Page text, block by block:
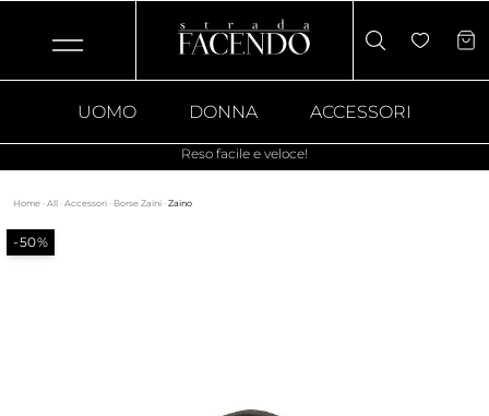
UOMO DONNA ACCESSORI
Reso facile e veloce!
Home · All · Accessori · Borse Zaini · Zaino
-50%